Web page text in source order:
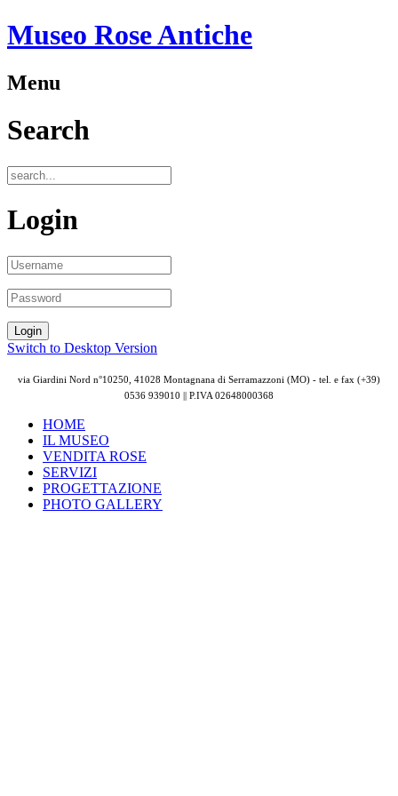
Museo Rose Antiche
Menu
Search
Login
Switch to Desktop Version
via Giardini Nord n°10250, 41028 Montagnana di Serramazzoni (MO) - tel. e fax (+39)
0536 939010 || P.IVA 02648000368
HOME
IL MUSEO
VENDITA ROSE
SERVIZI
PROGETTAZIONE
PHOTO GALLERY